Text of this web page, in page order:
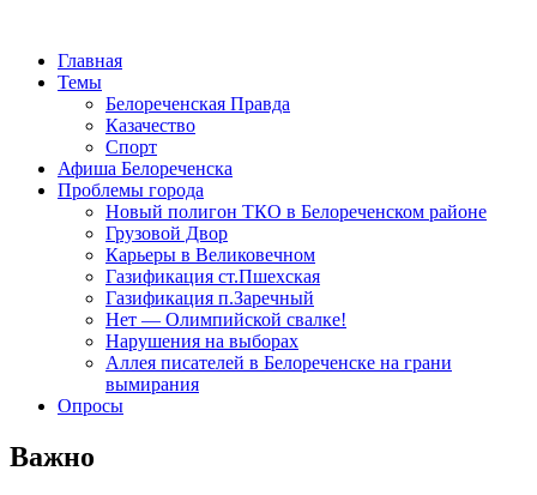
Главная
Темы
Белореченская Правда
Казачество
Спорт
Афиша Белореченска
Проблемы города
Новый полигон ТКО в Белореченском районе
Грузовой Двор
Карьеры в Великовечном
Газификация ст.Пшехская
Газификация п.Заречный
Нет — Олимпийской свалке!
Нарушения на выборах
Аллея писателей в Белореченске на грани
вымирания
Опросы
Важно